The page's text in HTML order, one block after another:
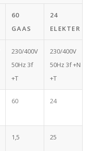
60
GAAS
24
ELEKTER
230/400V
50Hz 3f
+T
230/400V
50Hz 3f +N
+T
60 24
1,5 25